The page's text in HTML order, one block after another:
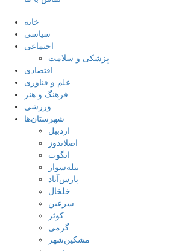
خانه
سیاسی
اجتماعی
پزشکی و سلامت
اقتصادی
علم و فناوری
فرهنگ و هنر
ورزشی
شهرستان‌ها
اردبیل
اصلاندوز
انگوت
بیله‌سوار
پارس‌آباد
خلخال
سرعین
کوثر
گرمی
مشکین‌شهر